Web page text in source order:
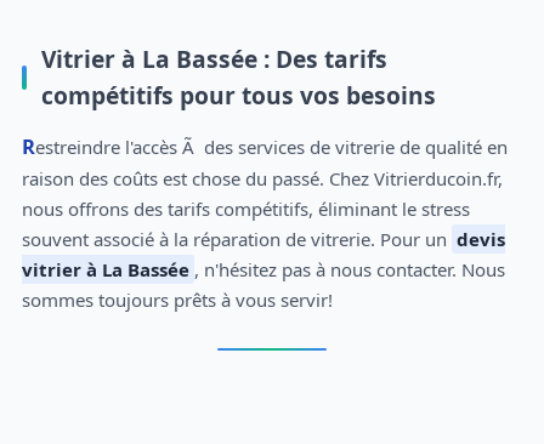
Vitrier à La Bassée : Des tarifs
compétitifs pour tous vos besoins
Restreindre l'accès Ã des services de vitrerie de qualité en
raison des coûts est chose du passé. Chez Vitrierducoin.fr,
nous offrons des tarifs compétitifs, éliminant le stress
souvent associé à la réparation de vitrerie. Pour un devis
vitrier à La Bassée , n'hésitez pas à nous contacter. Nous
sommes toujours prêts à vous servir!